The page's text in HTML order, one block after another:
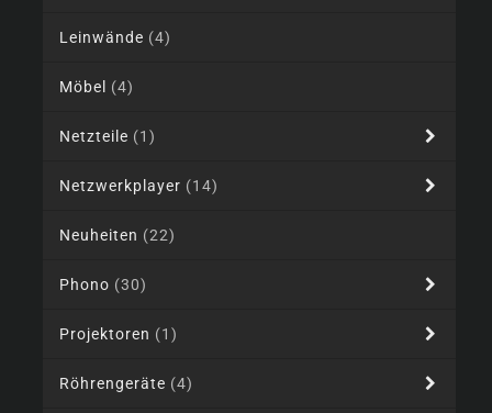
Leinwände (4)
Möbel (4)
Netzteile (1)
Netzwerkplayer (14)
Neuheiten (22)
Phono (30)
Projektoren (1)
Röhrengeräte (4)